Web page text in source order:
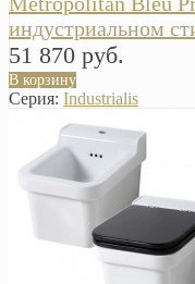
индустриальном
51 870 руб.
В корзину
Серия: Industrialis